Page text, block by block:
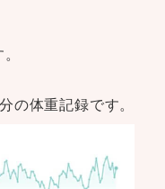
の体重記録です。